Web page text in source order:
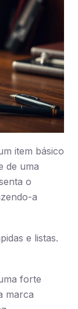
item básico
de uma
o
a
e listas.
forte
marca